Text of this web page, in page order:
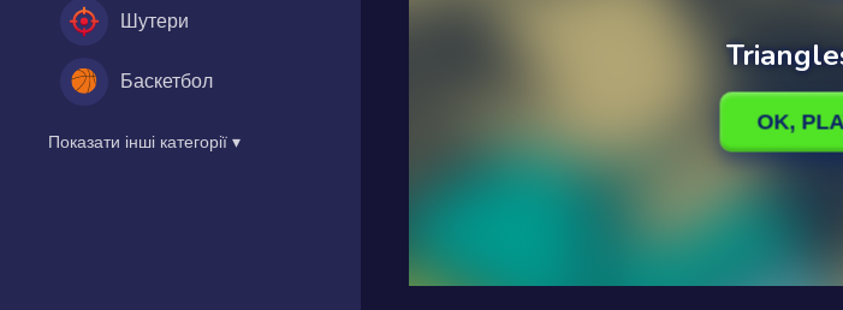
Шутери
Баскетбол
Показати інші категорії ▾